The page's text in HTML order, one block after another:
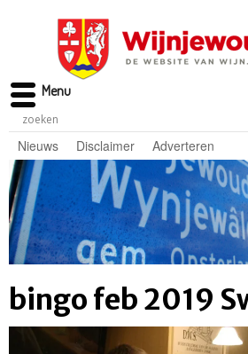
Nieuws Disclaimer Adverteren
bingo feb 2019
Menu